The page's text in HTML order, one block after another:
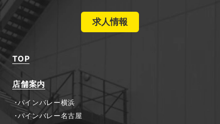
求人情報
TOP
店舗案内
パインバレー横浜
パインバレー名古屋